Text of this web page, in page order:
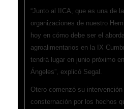
“Junto al IICA, que es una de
organizaciones de nuestro
hoy en cómo debe ser el
agroalimentarios en la IX
tendrá lugar en junio próximo
Ángeles”, explicó Segal.
Otero comenzó su
consternación por los hechos